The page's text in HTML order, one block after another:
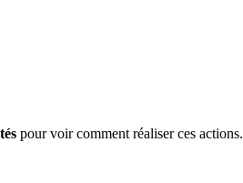
pour voir comment réaliser ces actions.